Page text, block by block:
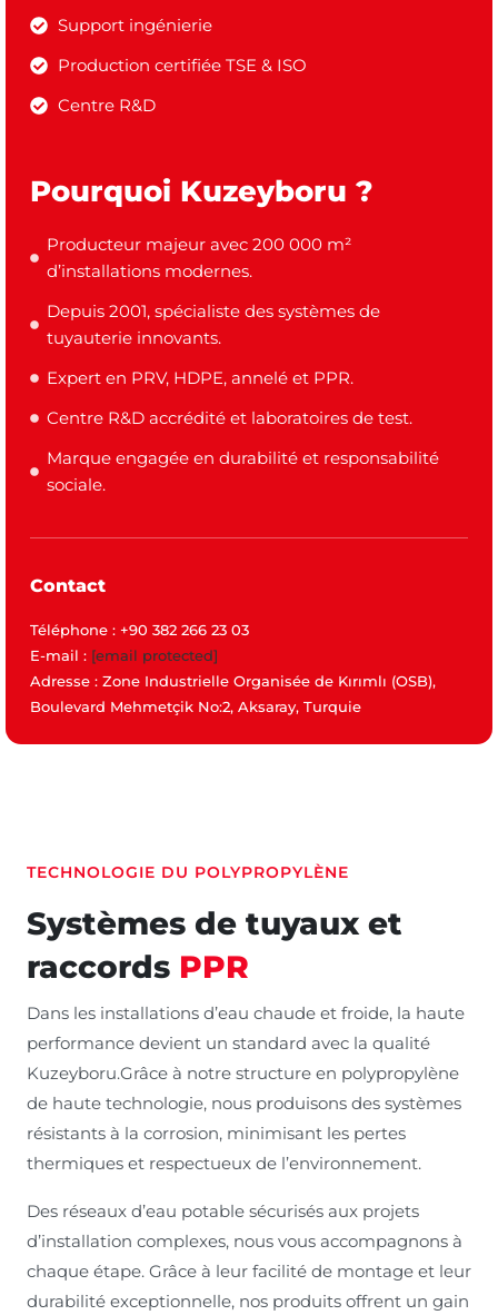
Support ingénierie
Production certifiée TSE & ISO
Centre R&D
Pourquoi Kuzeyboru ?
Producteur majeur avec 200 000 m²
d’installations modernes.
Depuis 2001, spécialiste des systèmes de
tuyauterie innovants.
Expert en PRV, HDPE, annelé et PPR.
Centre R&D accrédité et laboratoires de test.
Marque engagée en durabilité et responsabilité
sociale.
Contact
Téléphone : +90 382 266 23 03
E-mail : [email protected]
Adresse : Zone Industrielle Organisée de Kırımlı (OSB),
Boulevard Mehmetçik No:2, Aksaray, Turquie
TECHNOLOGIE DU POLYPROPYLÈNE
Systèmes de tuyaux et
raccords PPR
Dans les installations d’eau chaude et froide, la haute
performance devient un standard avec la qualité
Kuzeyboru.Grâce à notre structure en polypropylène
de haute technologie, nous produisons des systèmes
résistants à la corrosion, minimisant les pertes
thermiques et respectueux de l’environnement.
Des réseaux d’eau potable sécurisés aux projets
d’installation complexes, nous vous accompagnons à
chaque étape. Grâce à leur facilité de montage et leur
durabilité exceptionnelle, nos produits offrent un gain